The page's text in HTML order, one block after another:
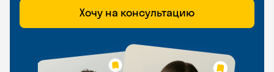
Хочу на консультацию